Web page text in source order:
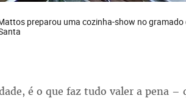
preparou uma cozinha-show no
é o que faz tudo valer a pena –